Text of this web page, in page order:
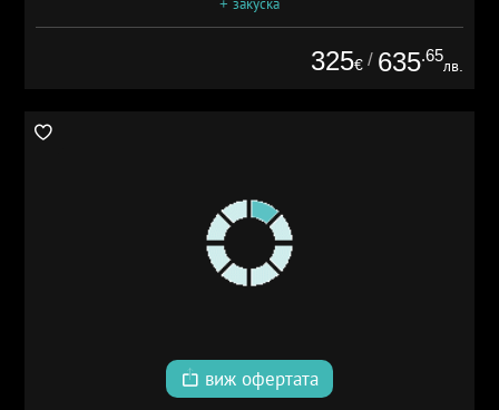
+ закуска
325€ / 635.65
лв.
виж офертата